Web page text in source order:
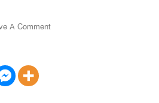
A CommentOn